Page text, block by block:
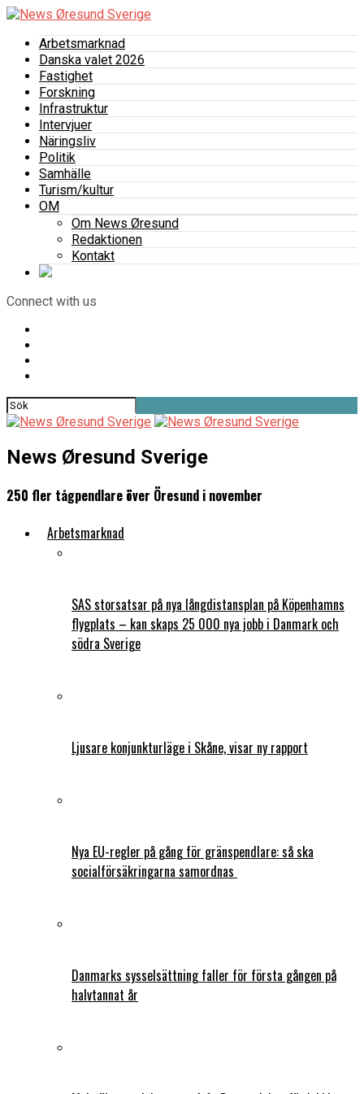
Arbetsmarknad
Danska valet 2026
Fastighet
Forskning
Infrastruktur
Intervjuer
Näringsliv
Politik
Samhälle
Turism/kultur
OM
Om News Øresund
Redaktionen
Kontakt
Connect with us
News Øresund Sverige
250 fler tågpendlare över Öresund i november
Arbetsmarknad
SAS storsatsar på nya långdistansplan på Köpenhamns
flygplats – kan skaps 25 000 nya jobb i Danmark och
södra Sverige
Ljusare konjunkturläge i Skåne, visar ny rapport
Nya EU-regler på gång för gränspendlare: så ska
socialförsäkringarna samordnas
Danmarks sysselsättning faller för första gången på
halvtannat år